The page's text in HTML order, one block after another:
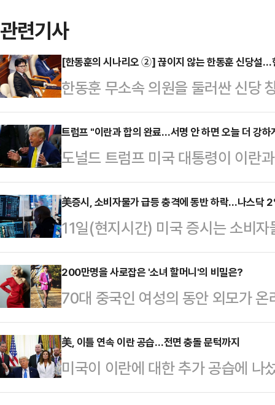
관련기사
[한동훈의 시나리오 ②] 끊이지 않는 한동훈 신당설…
한동훈 무소속 의원을 둘러싼 신당
부산 북갑 보궐선거에서 당선되며
체급이 커졌지만, 국민의힘 복당 문
서, 독자 노선 가능성이 함께 제기
훈)계, 정치평론가들의 분석을 종
선택지라기보다 복당 교착 상황에
이 우세하다.한 의원은 지난 지방선
시 부산 북갑 보선에서…
트럼프 "이란과 합의 완료…서명 안 하면 오늘 더 강하
도널드 트럼프 미국 대통령이 이란
었다고 밝히면서도 추가 군사행동
다.AP통신에 따르면 트럼프 대통
만나 이란과의 협상과 관련해 "합
면 끝난다"고 말했다. 그는 양측이
이뤘지만 이란이 최종 결정을 미루
박 수위는 낮추지 않았다. 트럼프
했다"며 "오늘은 더 강하…
美증시, 소비자물가 급등 충격에 동반 하락…나스닥
11일(현지시간) 미국 증시는 소비
다.AP통신에 따르면 뉴욕증권거래
스지수는 이날 전 거래일보다
마감했다. 대형주 위주의
7267.08를 기록했고, 기술주 중
(1.98%) 내린 2만 5169.50에 거
연간 CPI 상승률은 4.2%를 기록
200만명을 사로잡은 '소녀 할머니'의 비밀은?
70대 중국인 여성의 동안 외모가
홍콩 사우스차이나모닝포스트
델 잉쯔(74)를 소개했다.중국 상하
(SNS) 팔로워 약 200만명을 보유
리에서 춤을 추거나 다양한 포즈를
美, 이틀 연속 이란 공습…전면 충돌 문턱까지
미국이 이란에 대한 추가 공습에
을 매우 강하게 공격할 것"이라고